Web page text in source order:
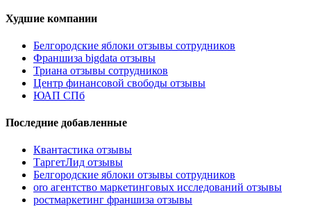
Худшие компании
Белгородские яблоки отзывы сотрудников
Франшиза bigdata отзывы
Триана отзывы сотрудников
Центр финансовой свободы отзывы
ЮАП СПб
Последние добавленные
Квантастика отзывы
ТаргетЛид отзывы
Белгородские яблоки отзывы сотрудников
oro агентство маркетинговых исследований отзывы
ростмаркетинг франшиза отзывы